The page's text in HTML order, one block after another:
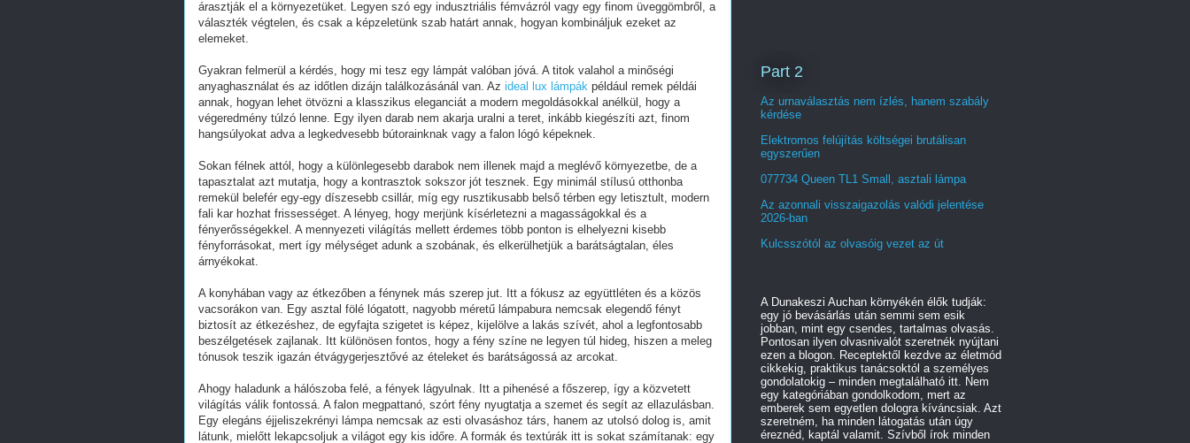
árasztják el a környezetüket. Legyen szó egy indusztriális fémvázról vagy egy finom üveggömbről, a
választék végtelen, és csak a képzeletünk szab határt annak, hogyan kombináljuk ezeket az
elemeket.
Gyakran felmerül a kérdés, hogy mi tesz egy lámpát valóban jóvá. A titok valahol a minőségi
anyaghasználat és az időtlen dizájn találkozásánál van. Az ideal lux lámpák például remek példái
annak, hogyan lehet ötvözni a klasszikus eleganciát a modern megoldásokkal anélkül, hogy a
végeredmény túlzó lenne. Egy ilyen darab nem akarja uralni a teret, inkább kiegészíti azt, finom
hangsúlyokat adva a legkedvesebb bútorainknak vagy a falon lógó képeknek.
Sokan félnek attól, hogy a különlegesebb darabok nem illenek majd a meglévő környezetbe, de a
tapasztalat azt mutatja, hogy a kontrasztok sokszor jót tesznek. Egy minimál stílusú otthonba
remekül belefér egy-egy díszesebb csillár, míg egy rusztikusabb belső térben egy letisztult, modern
fali kar hozhat frissességet. A lényeg, hogy merjünk kísérletezni a magasságokkal és a
fényerősségekkel. A mennyezeti világítás mellett érdemes több ponton is elhelyezni kisebb
fényforrásokat, mert így mélységet adunk a szobának, és elkerülhetjük a barátságtalan, éles
árnyékokat.
A konyhában vagy az étkezőben a fénynek más szerep jut. Itt a fókusz az együttléten és a közös
vacsorákon van. Egy asztal fölé lógatott, nagyobb méretű lámpabura nemcsak elegendő fényt
biztosít az étkezéshez, de egyfajta szigetet is képez, kijelölve a lakás szívét, ahol a legfontosabb
beszélgetések zajlanak. Itt különösen fontos, hogy a fény színe ne legyen túl hideg, hiszen a meleg
tónusok teszik igazán étvágygerjesztővé az ételeket és barátságossá az arcokat.
Ahogy haladunk a hálószoba felé, a fények lágyulnak. Itt a pihenésé a főszerep, így a közvetett
világítás válik fontossá. A falon megpattanó, szórt fény nyugtatja a szemet és segít az ellazulásban.
Egy elegáns éjjeliszekrényi lámpa nemcsak az esti olvasáshoz társ, hanem az utolsó dolog is, amit
látunk, mielőtt lekapcsoljuk a világot egy kis időre. A formák és textúrák itt is sokat számítanak: egy
Part 2
Az urnaválasztás nem ízlés, hanem szabály
kérdése
Elektromos felújítás költségei brutálisan
egyszerűen
077734 Queen TL1 Small, asztali lámpa
Az azonnali visszaigazolás valódi jelentése
2026-ban
Kulcsszótól az olvasóig vezet az út
A Dunakeszi Auchan környékén élők tudják:
egy jó bevásárlás után semmi sem esik
jobban, mint egy csendes, tartalmas olvasás.
Pontosan ilyen olvasnivalót szeretnék nyújtani
ezen a blogon. Receptektől kezdve az életmód
cikkekig, praktikus tanácsoktól a személyes
gondolatokig – minden megtalálható itt. Nem
egy kategóriában gondolkodom, mert az
emberek sem egyetlen dologra kíváncsiak. Azt
szeretném, ha minden látogatás után úgy
éreznéd, kaptál valamit. Szívből írok minden